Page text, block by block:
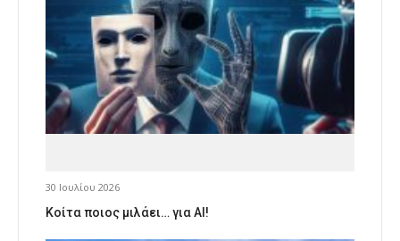
30 Ιουλίου 2026
Κοίτα ποιος μιλάει… για AI!